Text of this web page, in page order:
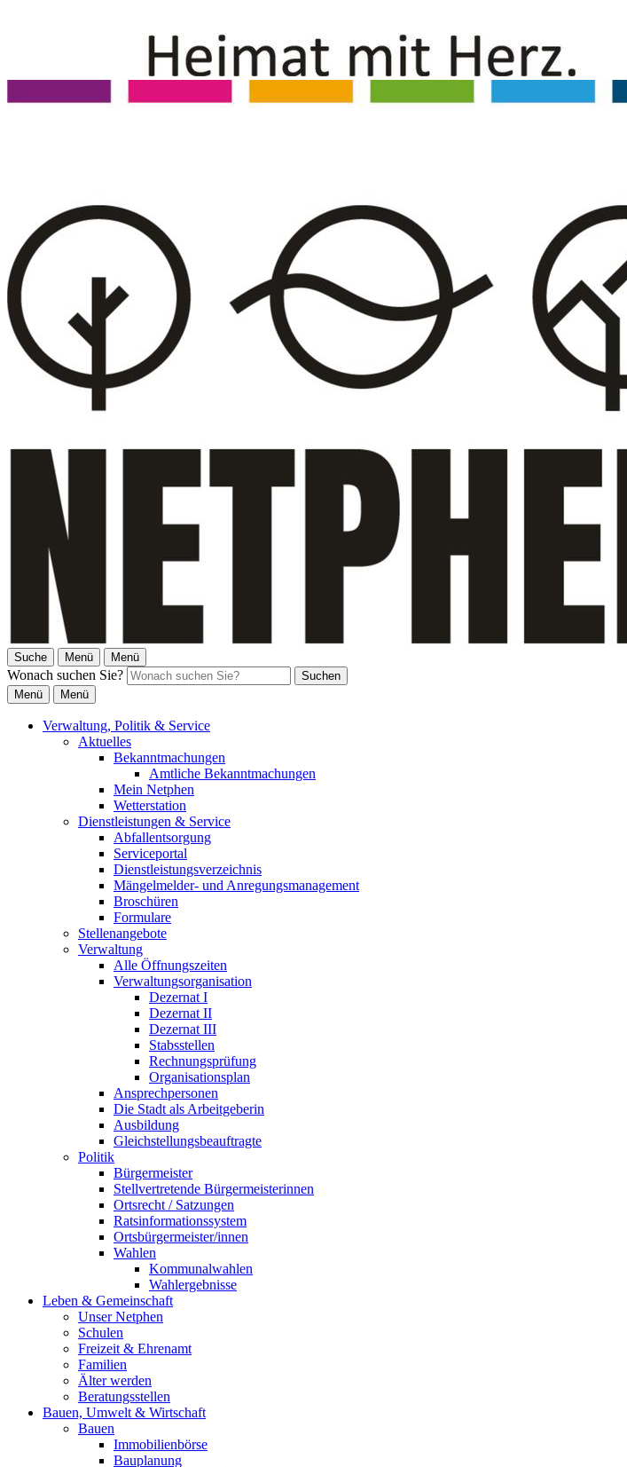
Suche Menü Menü
Wonach suchen Sie?
Suchen
Menü
Menü
Verwaltung, Politik & Service
Aktuelles
Bekanntmachungen
Amtliche Bekanntmachungen
Mein Netphen
Wetterstation
Dienstleistungen & Service
Abfallentsorgung
Serviceportal
Dienstleistungsverzeichnis
Mängelmelder- und Anregungsmanagement
Broschüren
Formulare
Stellenangebote
Verwaltung
Alle Öffnungszeiten
Verwaltungsorganisation
Dezernat I
Dezernat II
Dezernat III
Stabsstellen
Rechnungsprüfung
Organisationsplan
Ansprechpersonen
Die Stadt als Arbeitgeberin
Ausbildung
Gleichstellungsbeauftragte
Politik
Bürgermeister
Stellvertretende Bürgermeisterinnen
Ortsrecht / Satzungen
Ratsinformationssystem
Ortsbürgermeister/innen
Wahlen
Kommunalwahlen
Wahlergebnisse
Leben & Gemeinschaft
Unser Netphen
Schulen
Freizeit & Ehrenamt
Familien
Älter werden
Beratungsstellen
Bauen, Umwelt & Wirtschaft
Bauen
Immobilienbörse
Bauplanung